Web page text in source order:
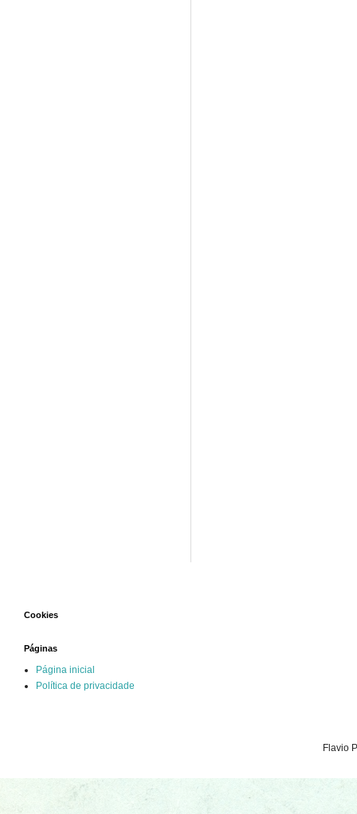
Cookies
Páginas
Página inicial
Política de privacidade
Flavio